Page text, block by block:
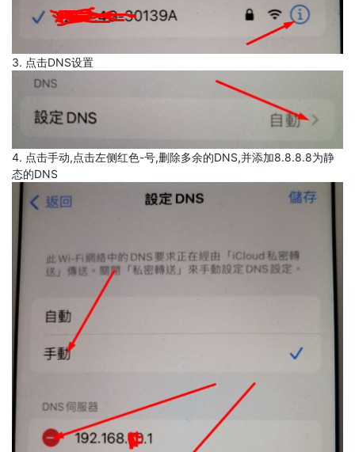
3. 点击DNS设置
4. 点击手动,点击左侧红色-号,删除多余的DNS,并添加8.8.8.8为静
态的DNS